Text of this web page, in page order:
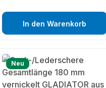
In den Warenkorb
Neu